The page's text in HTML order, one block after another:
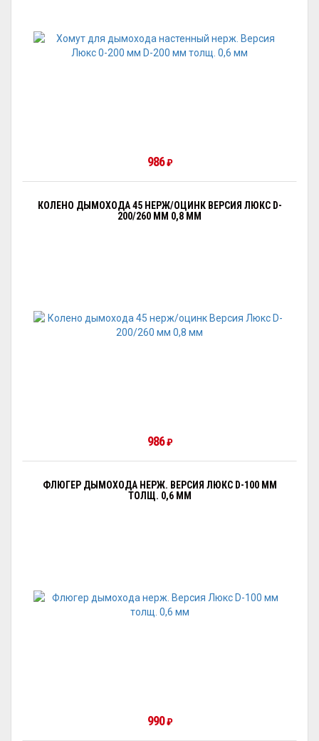
986₽
КОЛЕНО ДЫМОХОДА 45 НЕРЖ/ОЦИНК ВЕРСИЯ ЛЮКС D-
200/260 ММ 0,8 ММ
986₽
ФЛЮГЕР ДЫМОХОДА НЕРЖ. ВЕРСИЯ ЛЮКС D-100 ММ
ТОЛЩ. 0,6 ММ
990₽